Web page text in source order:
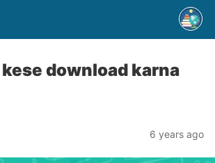
download karna
6 years ago